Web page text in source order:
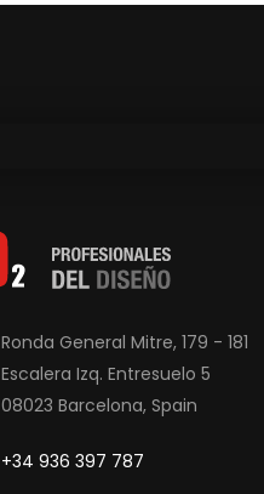
Ronda General Mitre, 179 - 181
Escalera Izq. Entresuelo 5
08023 Barcelona, Spain
+34 936 397 787